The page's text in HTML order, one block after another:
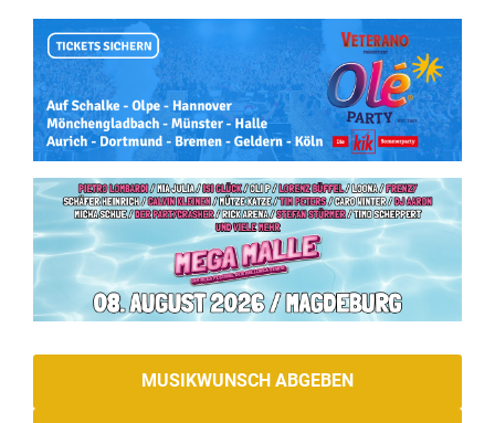
MUSIKWUNSCH ABGEBEN